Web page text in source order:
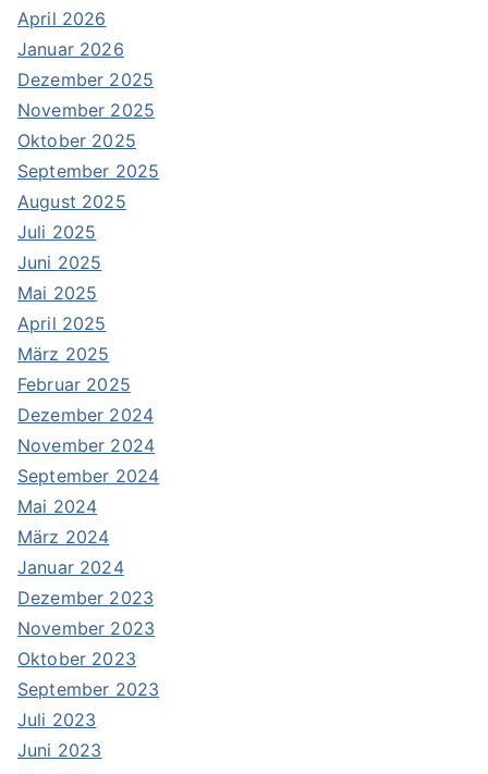
April 2026
Januar 2026
Dezember 2025
November 2025
Oktober 2025
September 2025
August 2025
Juli 2025
Juni 2025
Mai 2025
April 2025
März 2025
Februar 2025
Dezember 2024
November 2024
September 2024
Mai 2024
März 2024
Januar 2024
Dezember 2023
November 2023
Oktober 2023
September 2023
Juli 2023
Juni 2023